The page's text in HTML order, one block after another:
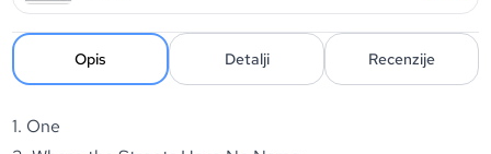
Opis Detalji Recenzije
1. One